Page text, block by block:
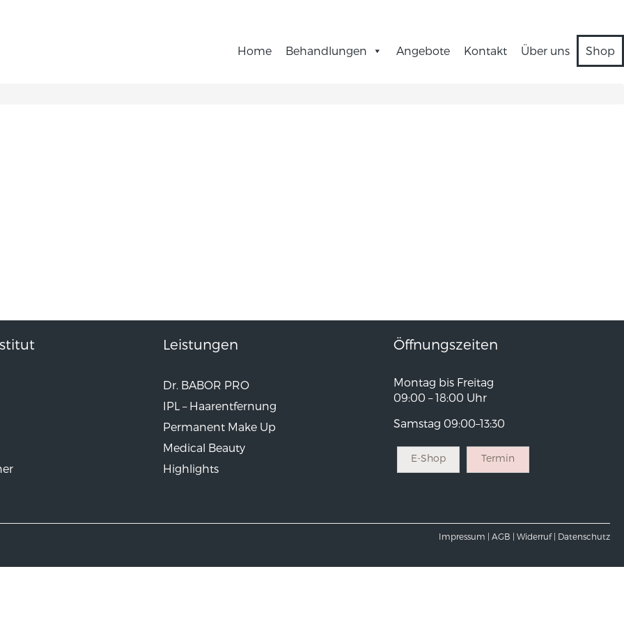
Home Behandlungen Angebote Kontakt Über uns Shop
Leistungen
Dr. BABOR PRO
IPL – Haarentfernung
Permanent Make Up
Medical Beauty
Highlights
Öffnungszeiten
Montag bis Freitag
09:00 – 18:00 Uhr
Samstag 09:00–13:30
E-Shop Termin
Impressum | AGB | Widerruf | Datenschutz